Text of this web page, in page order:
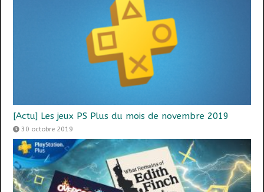
[Actu] Les jeux PS Plus du mois de novembre 2019
30 octobre 2019